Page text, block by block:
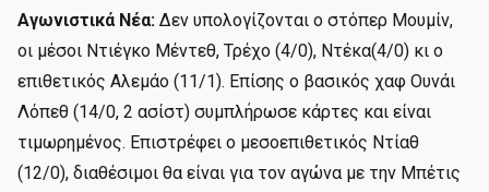
Αγωνιστικά Νέα: Δεν υπολογίζονται ο στόπερ Μουμίν,
οι μέσοι Ντιέγκο Μέντεθ, Τρέχο (4/0), Ντέκα(4/0) κι ο
επιθετικός Αλεμάο (11/1). Επίσης ο βασικός χαφ Ουνάι
Λόπεθ (14/0, 2 ασίστ) συμπλήρωσε κάρτες και είναι
τιμωρημένος. Επιστρέφει ο μεσοεπιθετικός Ντίαθ
(12/0), διαθέσιμοι θα είναι για τον αγώνα με την Μπέτις